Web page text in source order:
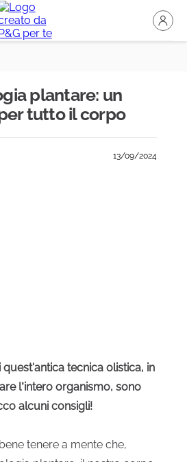
plantare: un
tutto il corpo
13/09/2024
quest'antica tecnica olistica, in
l’intero organismo, sono
alcuni consigli!
tenere a mente che,